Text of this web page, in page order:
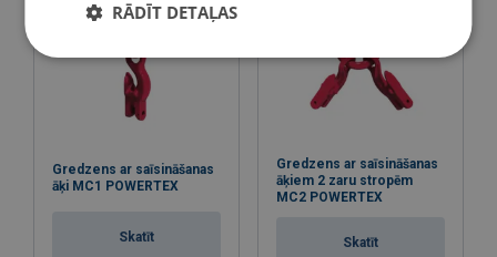
Gredzens ar saīsināšanas
āķi MC1 POWERTEX
Skatīt
Gredzens ar saīsināšanas
āķiem 2 zaru stropēm
MC2 POWERTEX
Skatīt
RĀDĪT DETAĻAS